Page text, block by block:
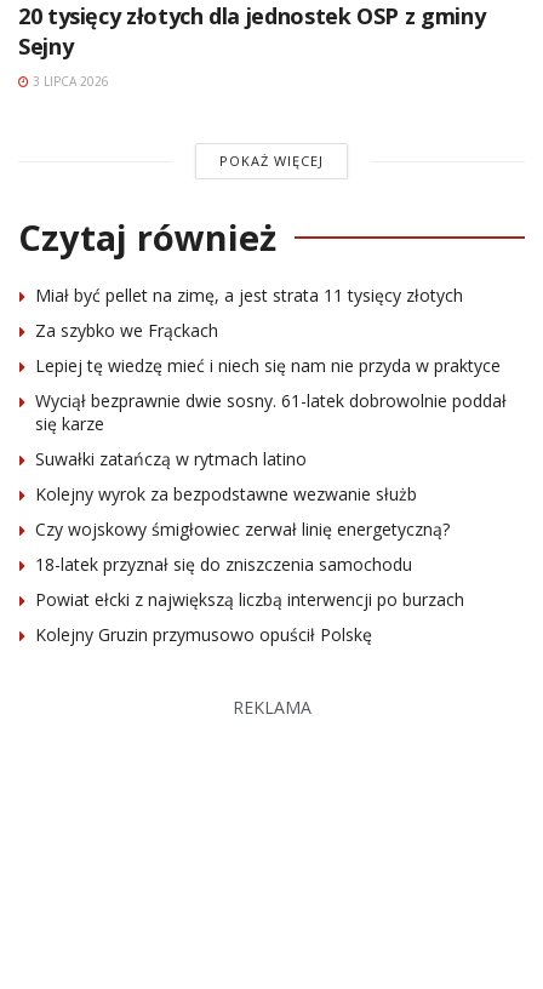
20 tysięcy złotych dla jednostek OSP z gminy
Sejny
3 LIPCA 2026
POKAŻ WIĘCEJ
Czytaj również
Miał być pellet na zimę, a jest strata 11 tysięcy złotych
Za szybko we Frąckach
Lepiej tę wiedzę mieć i niech się nam nie przyda w praktyce
Wyciął bezprawnie dwie sosny. 61-latek dobrowolnie poddał
się karze
Suwałki zatańczą w rytmach latino
Kolejny wyrok za bezpodstawne wezwanie służb
Czy wojskowy śmigłowiec zerwał linię energetyczną?
18-latek przyznał się do zniszczenia samochodu
Powiat ełcki z największą liczbą interwencji po burzach
Kolejny Gruzin przymusowo opuścił Polskę
REKLAMA